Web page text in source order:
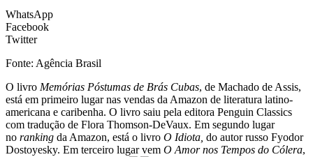
WhatsApp
Facebook
Twitter
Fonte: Agência Brasil
O livro Memórias Póstumas de Brás Cubas, de Machado de Assis,
está em primeiro lugar nas vendas da Amazon de literatura latino-
americana e caribenha. O livro saiu pela editora Penguin Classics
com tradução de Flora Thomson-DeVaux. Em segundo lugar
no ranking da Amazon, está o livro O Idiota, do autor russo Fyodor
Dostoyesky. Em terceiro lugar vem O Amor nos Tempos do Cólera,